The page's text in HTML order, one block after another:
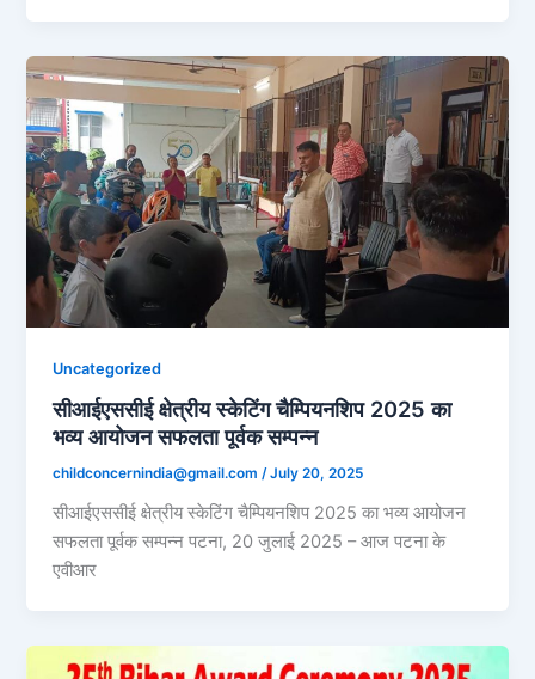
Uncategorized
सीआईएससीई क्षेत्रीय स्केटिंग चैम्पियनशिप 2025 का
भव्य आयोजन सफलता पूर्वक सम्पन्न
childconcernindia@gmail.com/July 20, 2025
सीआईएससीई क्षेत्रीय स्केटिंग चैम्पियनशिप 2025 का भव्य आयोजन
सफलता पूर्वक सम्पन्न पटना, 20 जुलाई 2025 – आज पटना के
एवीआर